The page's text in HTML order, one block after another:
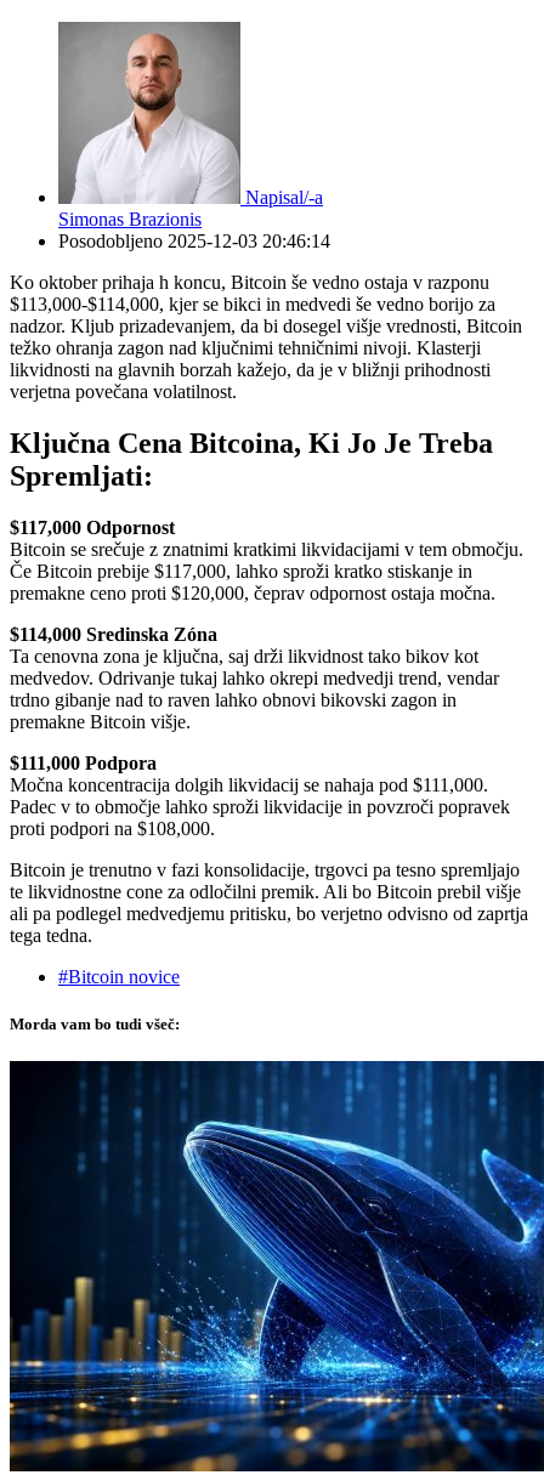
Napisal/-a
Simonas Brazionis
Posodobljeno 2025-12-03 20:46:14
Ko oktober prihaja h koncu, Bitcoin še vedno ostaja v razponu
$113,000-$114,000, kjer se bikci in medvedi še vedno borijo za
nadzor. Kljub prizadevanjem, da bi dosegel višje vrednosti, Bitcoin
težko ohranja zagon nad ključnimi tehničnimi nivoji. Klasterji
likvidnosti na glavnih borzah kažejo, da je v bližnji prihodnosti
verjetna povečana volatilnost.
Ključna Cena Bitcoina, Ki Jo Je Treba
Spremljati:
$117,000 Odpornost
Bitcoin se srečuje z znatnimi kratkimi likvidacijami v tem območju.
Če Bitcoin prebije $117,000, lahko sproži kratko stiskanje in
premakne ceno proti $120,000, čeprav odpornost ostaja močna.
$114,000 Sredinska Zóna
Ta cenovna zona je ključna, saj drži likvidnost tako bikov kot
medvedov. Odrivanje tukaj lahko okrepi medvedji trend, vendar
trdno gibanje nad to raven lahko obnovi bikovski zagon in
premakne Bitcoin višje.
$111,000 Podpora
Močna koncentracija dolgih likvidacij se nahaja pod $111,000.
Padec v to območje lahko sproži likvidacije in povzroči popravek
proti podpori na $108,000.
Bitcoin je trenutno v fazi konsolidacije, trgovci pa tesno spremljajo
te likvidnostne cone za odločilni premik. Ali bo Bitcoin prebil višje
ali pa podlegel medvedjemu pritisku, bo verjetno odvisno od zaprtja
tega tedna.
#Bitcoin novice
Morda vam bo tudi všeč: